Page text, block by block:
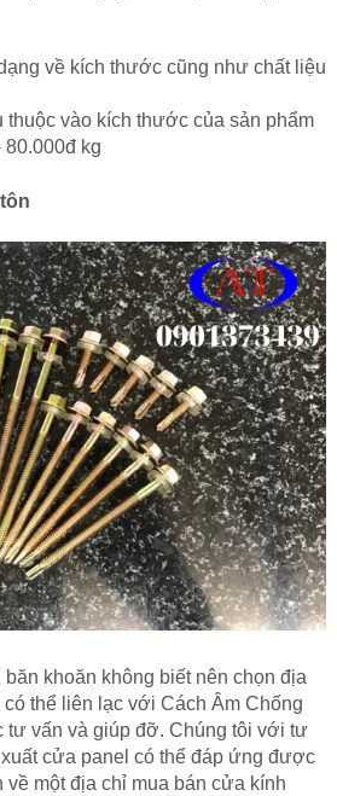
về kích thước cũng như chất liệu
thuộc vào kích thước của sản phẩm
kg
khoăn không biết nên chọn địa
thể liên lạc với Cách Âm Chống
tư vấn và giúp đỡ. Chúng tôi với tư
cửa panel có thể đáp ứng được
về một địa chỉ mua bán cửa kính